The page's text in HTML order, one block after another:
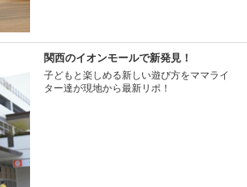
関西のイオンモールで新発見！
子どもと楽しめる新しい遊び方をママライ
ター達が現地から最新リポ！